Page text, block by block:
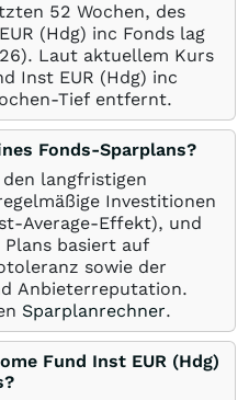
52 Wochen, des
(Hdg) inc Fonds lag
). Laut aktuellem Kurs
Inst EUR (Hdg) inc
Tief entfernt.
Fonds-Sparplans?
langfristigen
Investitionen
Average-Effekt), und
basiert auf
sowie der
Anbieterreputation.
Sparplanrechner.
Fund Inst EUR (Hdg)